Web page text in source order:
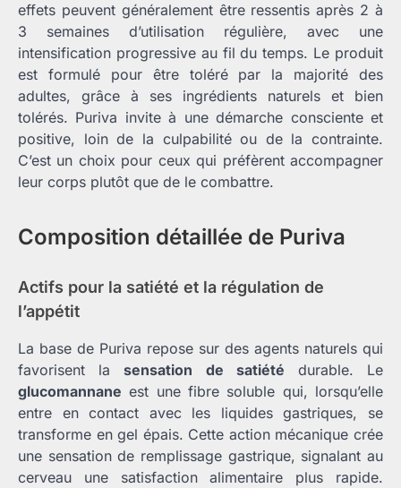
effets peuvent généralement être ressentis après 2 à
3 semaines d’utilisation régulière, avec une
intensification progressive au fil du temps. Le produit
est formulé pour être toléré par la majorité des
adultes, grâce à ses ingrédients naturels et bien
tolérés. Puriva invite à une démarche consciente et
positive, loin de la culpabilité ou de la contrainte.
C’est un choix pour ceux qui préfèrent accompagner
leur corps plutôt que de le combattre.
Composition détaillée de Puriva
Actifs pour la satiété et la régulation de
l’appétit
La base de Puriva repose sur des agents naturels qui
favorisent lasensation de satiété durable. Le
glucomannane est une fibre soluble qui, lorsqu’elle
entre en contact avec les liquides gastriques, se
transforme en gel épais. Cette action mécanique crée
une sensation de remplissage gastrique, signalant au
cerveau une satisfaction alimentaire plus rapide.